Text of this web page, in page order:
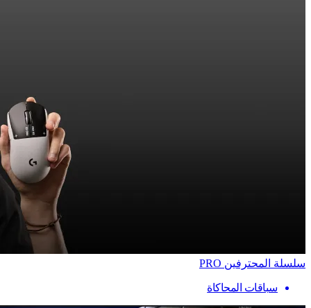
سلسلة المحترفين PRO
سباقات المحاكاة